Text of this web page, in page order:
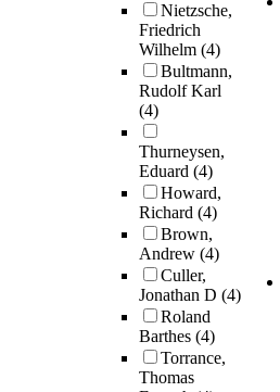
Nietzsche,
Friedrich
Wilhelm (4)
Bultmann,
Rudolf Karl
(4)
Thurneysen,
Eduard (4)
Howard,
Richard (4)
Brown,
Andrew (4)
Culler,
Jonathan D (4)
Roland
Barthes (4)
Torrance,
Thomas